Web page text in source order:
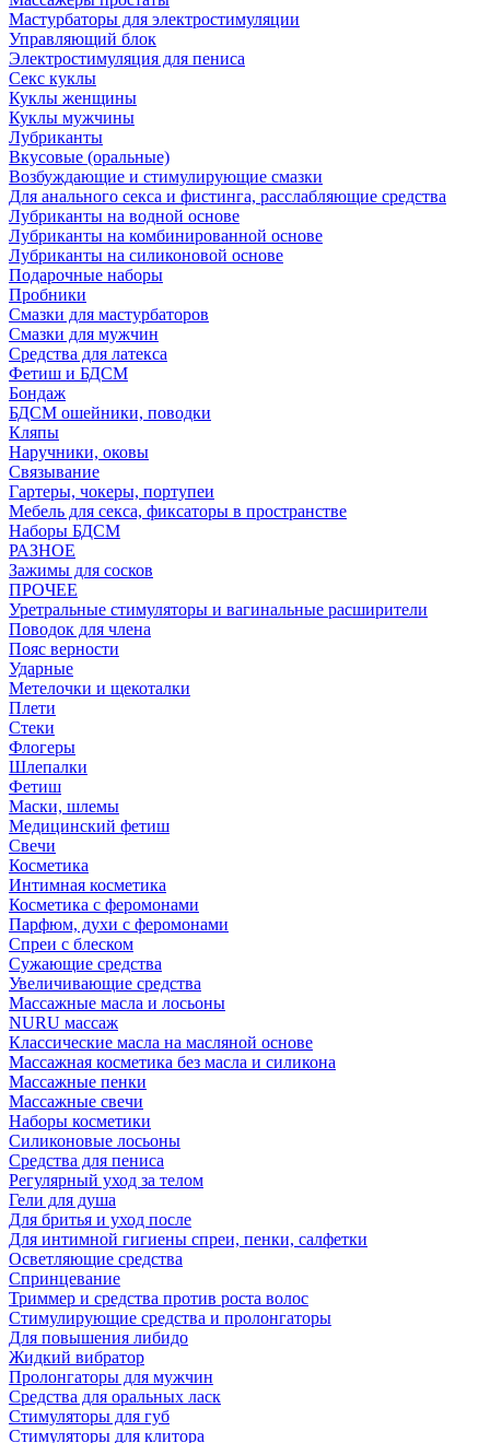
Мастурбаторы для электростимуляции
Управляющий блок
Электростимуляция для пениса
Секс куклы
Куклы женщины
Куклы мужчины
Лубриканты
Вкусовые (оральные)
Возбуждающие и стимулирующие смазки
Для анального секса и фистинга, расслабляющие средства
Лубриканты на водной основе
Лубриканты на комбинированной основе
Лубриканты на силиконовой основе
Подарочные наборы
Пробники
Смазки для мастурбаторов
Смазки для мужчин
Средства для латекса
Фетиш и БДСМ
Бондаж
БДСМ ошейники, поводки
Кляпы
Наручники, оковы
Связывание
Гартеры, чокеры, портупеи
Мебель для секса, фиксаторы в пространстве
Наборы БДСМ
РАЗНОЕ
Зажимы для сосков
ПРОЧЕЕ
Уретральные стимуляторы и вагинальные расширители
Поводок для члена
Пояс верности
Ударные
Метелочки и щекоталки
Плети
Стеки
Флогеры
Шлепалки
Фетиш
Маски, шлемы
Медицинский фетиш
Свечи
Косметика
Интимная косметика
Косметика с феромонами
Парфюм, духи с феромонами
Спреи с блеском
Сужающие средства
Увеличивающие средства
Массажные масла и лосьоны
NURU массаж
Классические масла на масляной основе
Массажная косметика без масла и силикона
Массажные пенки
Массажные свечи
Наборы косметики
Силиконовые лосьоны
Средства для пениса
Регулярный уход за телом
Гели для душа
Для бритья и уход после
Для интимной гигиены спреи, пенки, салфетки
Осветляющие средства
Спринцевание
Триммер и средства против роста волос
Стимулирующие средства и пролонгаторы
Для повышения либидо
Жидкий вибратор
Пролонгаторы для мужчин
Средства для оральных ласк
Стимуляторы для губ
Стимуляторы для клитора